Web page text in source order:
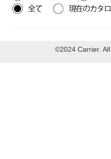
©2024 Carrier. All